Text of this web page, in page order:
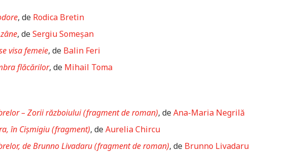
, de Rodica Bretin
, deSergiu Someșan
visa femeie, de Balin Feri
flăcărilor, de Mihail Toma
– Zorii războiului (fragment de roman), deAna-Maria Negrilă
în Cișmigiu (fragment), deAurelia Chircu
de Brunno Livadaru (fragment de roman), de Brunno Livadaru